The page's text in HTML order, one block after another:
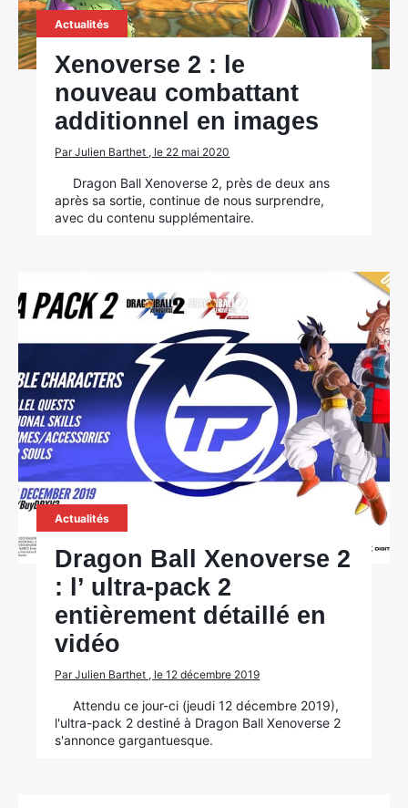
Actualités
Xenoverse 2 : le
nouveau combattant
additionnel en images
Par Julien Barthet , le 22 mai 2020
Dragon Ball Xenoverse 2, près de deux ans
après sa sortie, continue de nous surprendre,
avec du contenu supplémentaire.
Actualités
Dragon Ball Xenoverse 2
: l’ ultra-pack 2
entièrement détaillé en
vidéo
Par Julien Barthet , le 12 décembre 2019
Attendu ce jour-ci (jeudi 12 décembre 2019),
l'ultra-pack 2 destiné à Dragon Ball Xenoverse 2
s'annonce gargantuesque.